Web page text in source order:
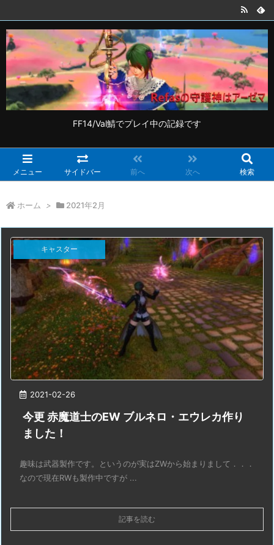
FF14/Val鯖でプレイ中の記録です
メニュー サイドバー 前へ 次へ 検索
ホーム > 2021年2月
2021-02-26
キャスター
今更 赤魔道士のEW ブルネロ・エウレカ作り
ました！
趣味は武器製作です。というのが実はZWから始まりまして．．．
なので現在RWも製作中ですが ...
記事を読む